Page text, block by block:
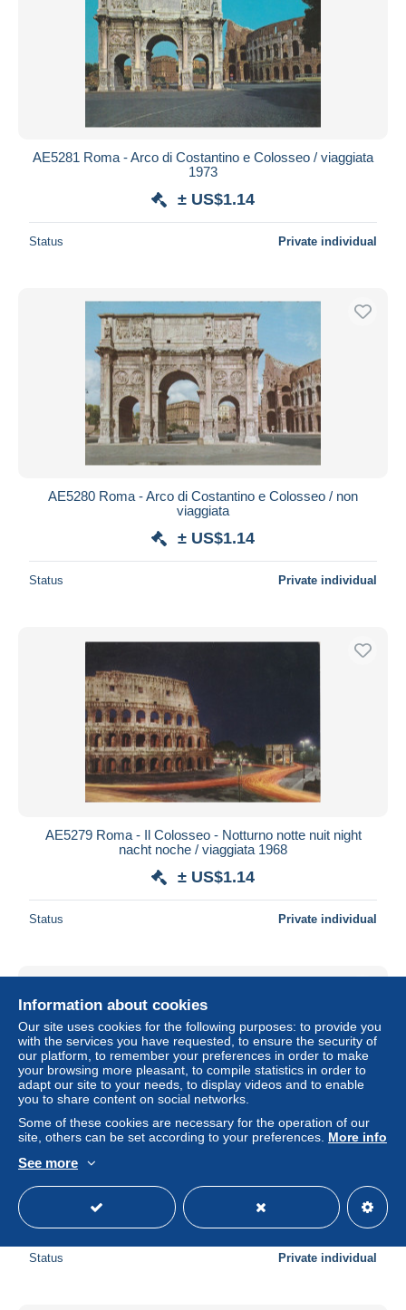
AE5281 Roma - Arco di Costantino e Colosseo / viaggiata
1973
± US$1.14
Status Private individual
AE5280 Roma - Arco di Costantino e Colosseo / non
viaggiata
± US$1.14
Status Private individual
AE5279 Roma - Il Colosseo - Notturno notte nuit night
nacht noche / viaggiata 1968
± US$1.14
Status Private individual
AE5278 Roma - Il Colosseo - Auto cars voitures / viaggiata
1982
± US$1.14
Status Private individual
Information about cookies
Our site uses cookies for the following purposes: to provide you
with the services you have requested, to ensure the security of
our platform, to remember your preferences in order to make
your browsing more pleasant, to compile statistics in order to
adapt our site to your needs, to display videos and to enable
you to share content on social networks.
Some of these cookies are necessary for the operation of our
site, others can be set according to your preferences. More info
See more